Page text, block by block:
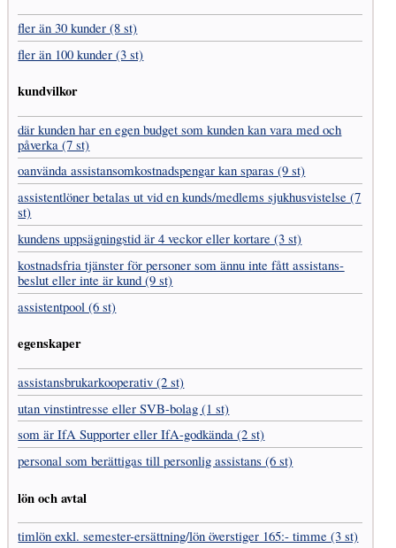
fler än 30 kunder (8 st)
fler än 100 kunder (3 st)
kundvilkor
där kunden har en egen budget som kunden kan vara med och
påverka (7 st)
oanvända assistans­omkostnads­pengar kan sparas (9 st)
assistent­löner betalas ut vid en kunds/medlems sjukhus­vistelse (7
st)
kundens uppsägnings­tid är 4 veckor eller kortare (3 st)
kostnads­fria tjänster för personer som ännu inte fått assistans­
beslut eller inte är kund (9 st)
assistentpool (6 st)
egenskaper
assistans­brukar­kooperativ (2 st)
utan vinst­intresse eller SVB-bolag (1 st)
som är IfA Supporter eller IfA-godkända (2 st)
personal som berättigas till personlig assistans (6 st)
lön och avtal
timlön exkl. semester-ersättning/lön överstiger 165:- timme (3 st)